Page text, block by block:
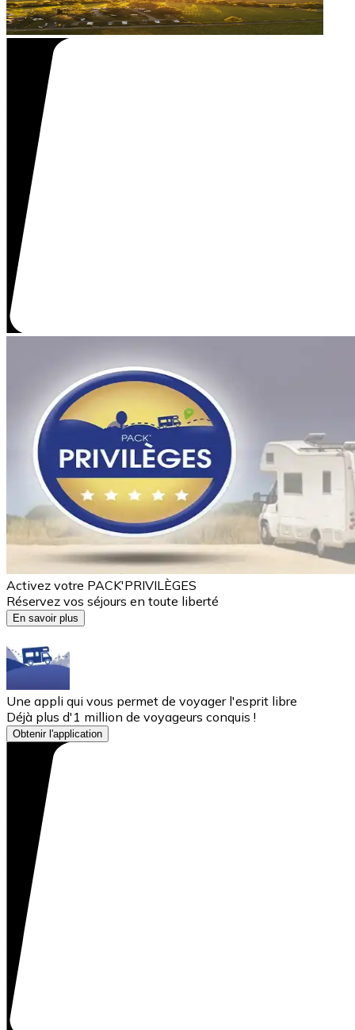
Activez votre PACK'PRIVILÈGES
Réservez vos séjours en toute liberté
En savoir plus
Une appli qui vous permet de voyager l'esprit libre
Déjà plus d'1 million de voyageurs conquis !
Obtenir l'application